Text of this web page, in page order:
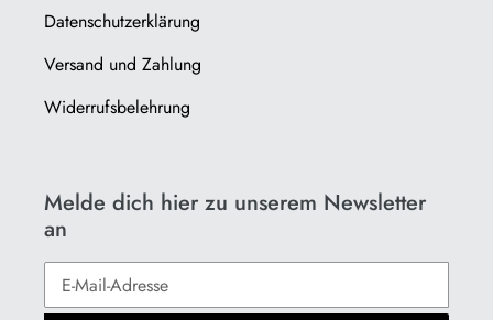
Datenschutzerklärung
Versand und Zahlung
Widerrufsbelehrung
Melde dich hier zu unserem Newsletter
an